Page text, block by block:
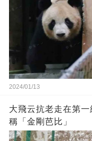
2024/01/13
大飛云抗老走在第
稱「金剛芭比」